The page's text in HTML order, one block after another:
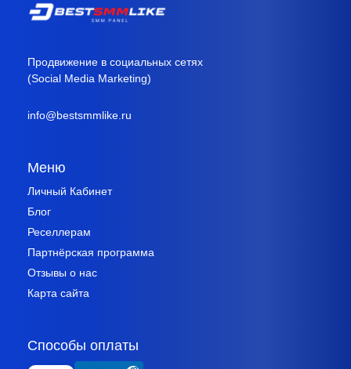
Продвижение в социальных сетях
(Social Media Marketing)
info@bestsmmlike.ru
Меню
Личный Кабинет
Блог
Реселлерам
Партнёрская программа
Отзывы о нас
Карта сайта
Способы оплаты